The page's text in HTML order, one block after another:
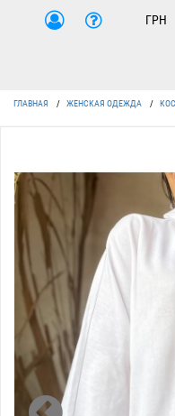
ГЛАВНАЯ / ЖЕНСКАЯ ОДЕЖДА /